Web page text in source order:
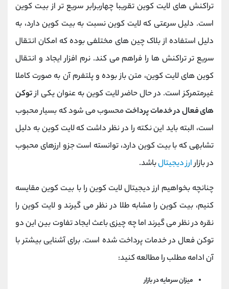
تراکنش های لایت کوین تقریبا چهاربرابر سریع تر از بیت کوین
است. دلیل سرعتی که لایت کوین نسبت به بیت کوین دارد، به
دلیل استفاده از بلاک چین های مختلفی بوده که امکان انتقال
سریع تر تراکنش ها را فراهم می کند. نرم افزار ایجاد و انتقال
کوین های لایت کوین، متن باز بوده و پلتفرم آن به صورت کاملا
غیرمتمرکز است. در حال حاضر لایت کوین به عنوان یکی ازتوکن
های فعال در خدمات پرداختمحسوب می شود که بسیار محبوب
است، البته باید این نکته را در نظر داشت که لایت کوین به دلیل
تشابهی که با بیت کوین دارد، توانسته است جزو ارزهای محبوب
در بازارارز دیجیتالباشد.
چنانچه بخواهیم ارز دیجیتال لایت کوین را با بیت کوین مقایسه
کنیم، بیت کوین را مشابه طلا در نظر می گیرند و لایت کوین را
نقره در نظر می گیرند اما چه چیزی باعث ایجاد تفاوت بین این دو
توکن فعال در خدمات پرداخت شده است. برای آشنایی بیشتر با
آن ادامه مطلب را مطالعه کنید:
میزان سرمایه در بازار